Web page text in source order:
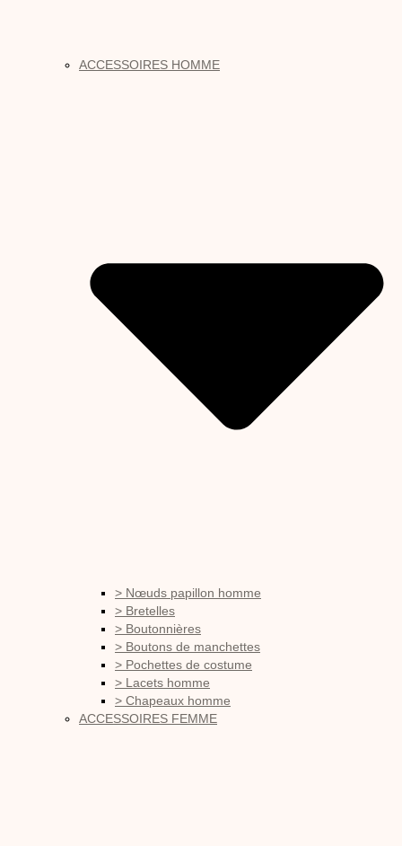
ACCESSOIRES HOMME
> Nœuds papillon homme
> Bretelles
> Boutonnières
> Boutons de manchettes
> Pochettes de costume
> Lacets homme
> Chapeaux homme
ACCESSOIRES FEMME